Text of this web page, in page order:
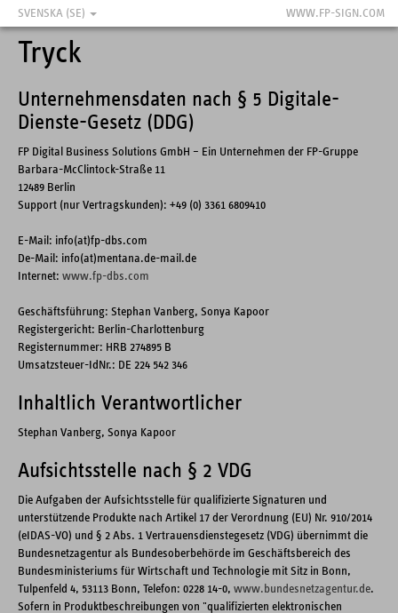
SVENSKA (SE) WWW.FP-SIGN.COM
Tryck
Unternehmensdaten nach § 5 Digitale-
Dienste-Gesetz (DDG)
FP Digital Business Solutions GmbH – Ein Unternehmen der FP-Gruppe
Barbara-McClintock-Straße 11
12489 Berlin
Support (nur Vertragskunden): +49 (0) 3361 6809410
E-Mail: info(at)fp-dbs.com
De-Mail: info(at)mentana.de-mail.de
Internet: www.fp-dbs.com
Geschäftsführung: Stephan Vanberg, Sonya Kapoor
Registergericht: Berlin-Charlottenburg
Registernummer: HRB 274895 B
Umsatzsteuer-IdNr.: DE 224 542 346
Inhaltlich Verantwortlicher
Stephan Vanberg, Sonya Kapoor
Aufsichtsstelle nach § 2 VDG
Die Aufgaben der Aufsichtsstelle für qualifizierte Signaturen und
unterstützende Produkte nach Artikel 17 der Verordnung (EU) Nr. 910/2014
(eIDAS-VO) und § 2 Abs. 1 Vertrauensdienstegesetz (VDG) übernimmt die
Bundesnetzagentur als Bundesoberbehörde im Geschäftsbereich des
Bundesministeriums für Wirtschaft und Technologie mit Sitz in Bonn,
Tulpenfeld 4, 53113 Bonn, Telefon: 0228 14-0, www.bundesnetzagentur.de.
Sofern in Produktbeschreibungen von "qualifizierten elektronischen